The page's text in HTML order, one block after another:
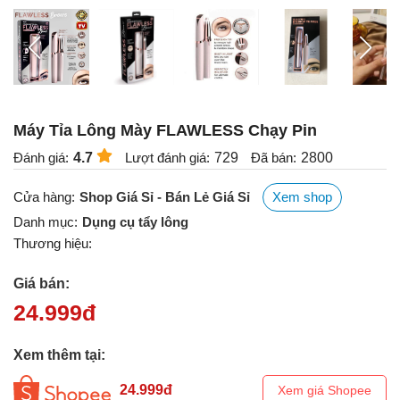
Máy Tỉa Lông Mày FLAWLESS Chạy Pin
Đánh giá: 4.7 Lượt đánh giá: 729 Đã bán: 2800
Cửa hàng: Shop Giá Sỉ - Bán Lẻ Giá Sỉ
Xem shop
Danh mục: Dụng cụ tẩy lông
Thương hiệu:
Giá bán:
24.999đ
Xem thêm tại:
24.999đ Xem giá Shopee